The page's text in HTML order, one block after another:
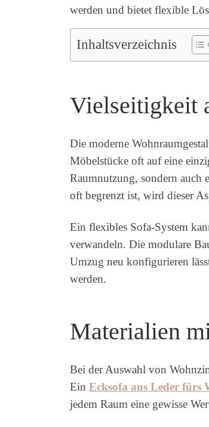
werden und bietet flexible
Inhaltsverzeichnis
Vielseitigkeit
Die moderne
Möbelstücke oft auf eine
Raumnutzung, sondern auch
oft begrenzt ist, wird dieser
Ein flexibles Sofa-System
verwandeln. Die modulare
Umzug neu konfigurieren
werden.
Materialien
Bei der Auswahl von
Ein Ecksofa aus Leder fürs
jedem Raum eine gewisse